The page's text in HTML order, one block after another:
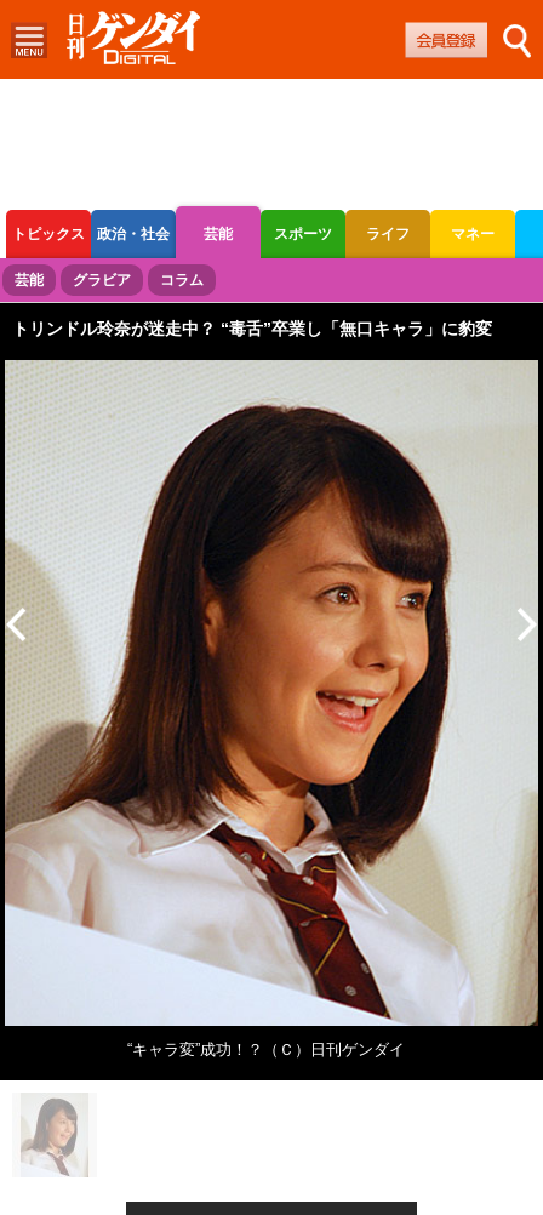
トピックス 政治・社会 芸能 スポーツ ライフ マネー
ボートレース 競輪 オートレース
芸能 グラビア コラム
トリンドル玲奈が迷走中？ “毒舌”卒業し「無口キャラ」に豹変
“キャラ変”成功！？（Ｃ）日刊ゲンダイ